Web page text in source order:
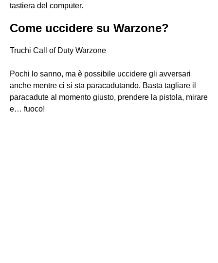
tastiera del computer.
Come uccidere su Warzone?
Truchi Call of Duty Warzone
Pochi lo sanno, ma è possibile uccidere gli avversari
anche mentre ci si sta paracadutando. Basta tagliare il
paracadute al momento giusto, prendere la pistola, mirare
e… fuoco!